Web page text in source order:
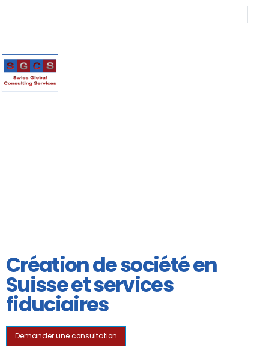
Création de société en
Suisse et services
fiduciaires
Demander une consultation